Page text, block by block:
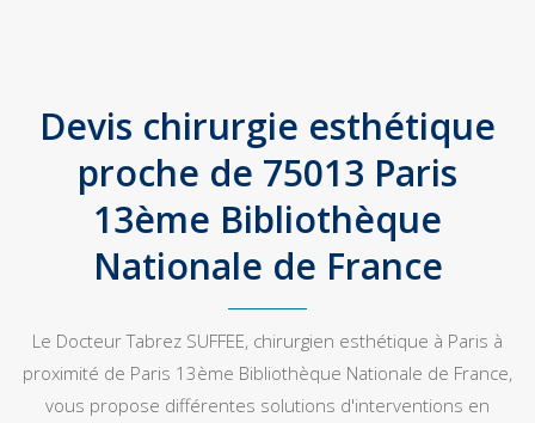
Devis chirurgie esthétique
proche de 75013 Paris
13ème Bibliothèque
Nationale de France
Le Docteur Tabrez SUFFEE, chirurgien esthétique à Paris à
proximité de Paris 13ème Bibliothèque Nationale de France,
vous propose différentes solutions d'interventions en